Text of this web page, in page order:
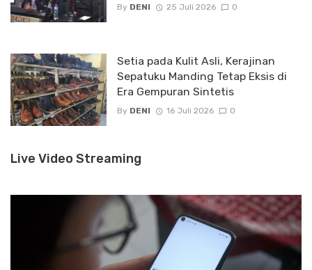
By DENI 25 Juli 2026 0
Setia pada Kulit Asli, Kerajinan
Sepatuku Manding Tetap Eksis di
Era Gempuran Sintetis
By DENI 16 Juli 2026 0
Live Video Streaming